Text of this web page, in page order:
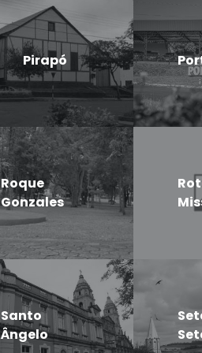
Pirapó
Roque
Gonzales
Santo
Ângelo